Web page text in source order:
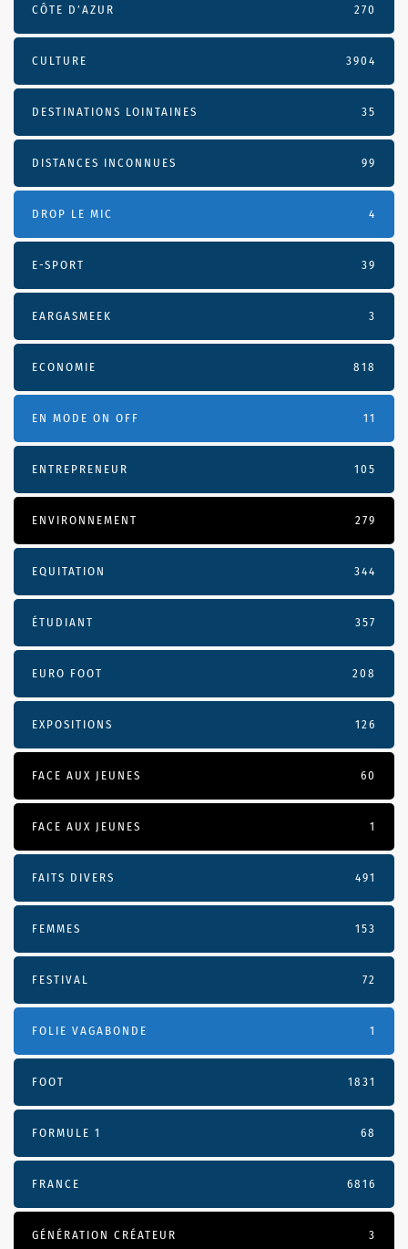
CÔTE D’AZUR 270
CULTURE 3904
DESTINATIONS LOINTAINES 35
DISTANCES INCONNUES 99
DROP LE MIC 4
E-SPORT 39
EARGASMEEK 3
ECONOMIE 818
EN MODE ON OFF 11
ENTREPRENEUR 105
ENVIRONNEMENT 279
EQUITATION 344
ÉTUDIANT 357
EURO FOOT 208
EXPOSITIONS 126
FACE AUX JEUNES 60
FACE AUX JEUNES 1
FAITS DIVERS 491
FEMMES 153
FESTIVAL 72
FOLIE VAGABONDE 1
FOOT 1831
FORMULE 1 68
FRANCE 6816
GÉNÉRATION CRÉATEUR 3